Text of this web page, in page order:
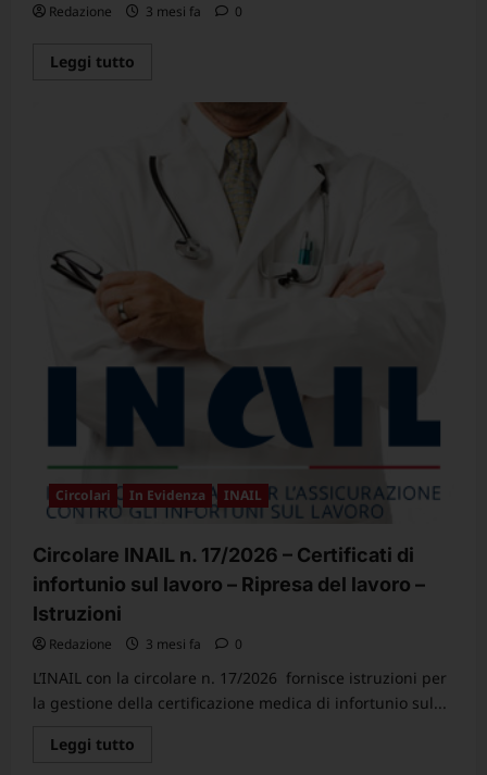
Redazione 3 mesi fa 0
Leggi tutto
mamma
Circolari In Evidenza INAIL
Circolare INAIL n. 17/2026 – Certificati di
infortunio sul lavoro – Ripresa del lavoro –
Istruzioni
Redazione 3 mesi fa 0
L’INAIL con la circolare n. 17/2026 fornisce istruzioni per
la gestione della certificazione medica di infortunio sul...
Leggi tutto